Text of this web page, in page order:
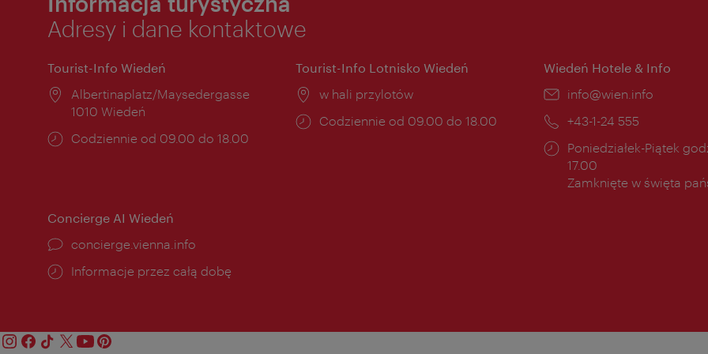
Adresy i dane kontaktowe
Tourist-Info Wiedeń
Miejsce:
Albertinaplatz/Maysedergasse
1010 Wiedeń
Godziny
Codziennie od 09.00 do 18.00
Tourist-Info Lotnisko Wiedeń
Miejsce:
w hali przylotów
Godziny
Codziennie od 09.00 do 18.00
Wiedeń Hotele & Info
E-
info@wien.info
Telefon:
+43-1-24 555
Godziny
otwarcia:
Poniedziałek-Piątek
17.00
Zamknięte w święta
Concierge AI Wiedeń
concierge.vienna.info
Informacje przez całą dobę